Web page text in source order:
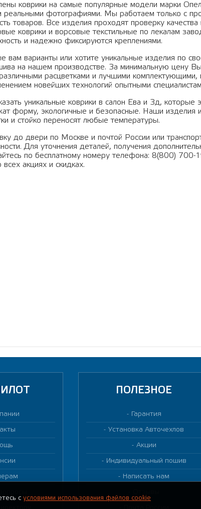
коврики на самые популярные модели марки
реальными фотографиями. Мы работаем только с
товаров. Все изделия проходят проверку
коврики и ворсовые текстильные по лекалам
и надежно фиксируются креплениями.
вам варианты или хотите уникальные изделия по
на нашем производстве. За минимальную цену
расцветками и лучшими
новейших технологий опытными
уникальные коврики в салон Ева и 3д,
форму, экологичные и безопасные. Наши изделия
и стойко переносят любые температуры.
до двери по Москве и почтой России или
Для уточнения деталей, получения
по бесплатному номеру телефона: 8(800)
акциях и скидках.
ПОЛЕЗНОЕ
Гарантия
Установка Авточехлов
Акции
Индивидуальный пошив
Написать нам
с условиями использования файлов cookie